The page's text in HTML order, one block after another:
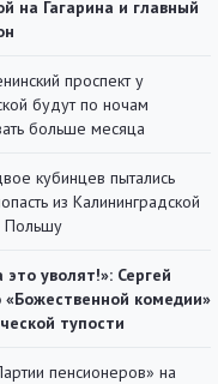
на Гагарина и главный
проспект у
будут по ночам
больше месяца
кубинцев пытались
из Калининградской
Польшу
уволят!»: Сергей
«Божественной комедии»
тупости
пенсионеров» на